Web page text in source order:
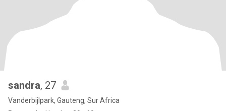
sandra, 27
Vanderbijlpark, Gauteng, Sur Africa